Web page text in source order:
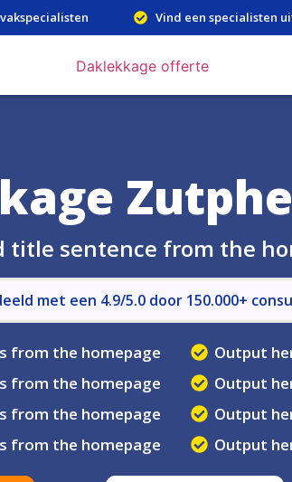
Vind een specialisten
title sentence from the
met een 4.9/5.0 door 150.000+
from the homepage
from the homepage
from the homepage
from the homepage
Output
Output
Output
Output